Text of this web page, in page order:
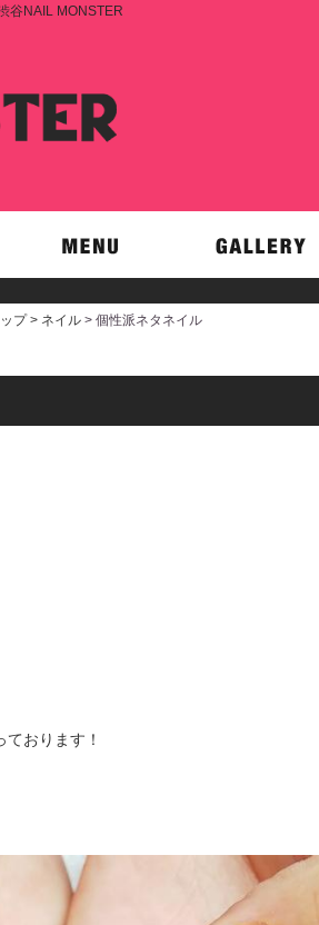
谷NAIL MONSTER
プ > ネイル > 個性派ネタネイル
おります！